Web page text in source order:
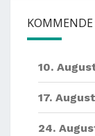
10.
17.
24.